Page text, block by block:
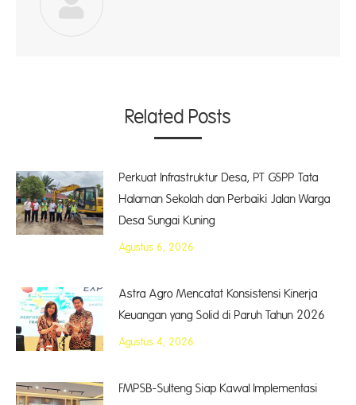
Related Posts
Perkuat Infrastruktur Desa, PT GSPP Tata
Halaman Sekolah dan Perbaiki Jalan Warga
Desa Sungai Kuning
Agustus 6, 2026
Astra Agro Mencatat Konsistensi Kinerja
Keuangan yang Solid di Paruh Tahun 2026
Agustus 4, 2026
FMPSB-Sulteng Siap Kawal Implementasi